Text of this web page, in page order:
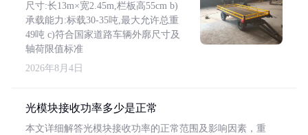
尺寸:长13m×宽2.45m,栏板高55cm b)
承载能力:标载30-35吨,最大允许总重
49吨 c)符合国家道路车辆外廓尺寸及
轴荷限值标准
2026年8月4日
光模块接收功率多少是正常
本文详细解答光模块接收功率的正常范围及影响因素，重